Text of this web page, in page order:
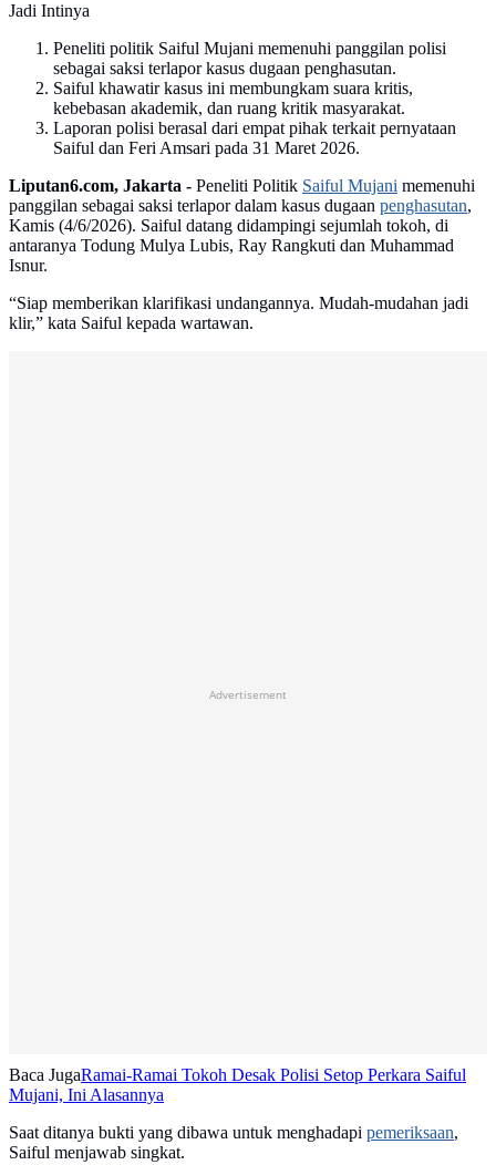
Jadi Intinya
Peneliti politik Saiful Mujani memenuhi panggilan polisi
sebagai saksi terlapor kasus dugaan penghasutan.
Saiful khawatir kasus ini membungkam suara kritis,
kebebasan akademik, dan ruang kritik masyarakat.
Laporan polisi berasal dari empat pihak terkait pernyataan
Saiful dan Feri Amsari pada 31 Maret 2026.
Liputan6.com, Jakarta - Peneliti Politik Saiful Mujani memenuhi
panggilan sebagai saksi terlapor dalam kasus dugaan penghasutan,
Kamis (4/6/2026). Saiful datang didampingi sejumlah tokoh, di
antaranya Todung Mulya Lubis, Ray Rangkuti dan Muhammad
Isnur.
“Siap memberikan klarifikasi undangannya. Mudah-mudahan jadi
klir,” kata Saiful kepada wartawan.
Advertisement
Baca JugaRamai-Ramai Tokoh Desak Polisi Setop Perkara Saiful
Mujani, Ini Alasannya
Saat ditanya bukti yang dibawa untuk menghadapi pemeriksaan,
Saiful menjawab singkat.